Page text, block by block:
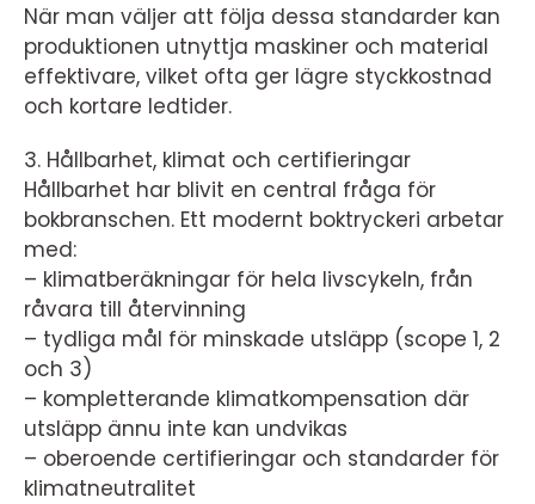
När man väljer att följa dessa standarder kan
produktionen utnyttja maskiner och material
effektivare, vilket ofta ger lägre styckkostnad
och kortare ledtider.
3. Hållbarhet, klimat och certifieringar
Hållbarhet har blivit en central fråga för
bokbranschen. Ett modernt boktryckeri arbetar
med:
– klimatberäkningar för hela livscykeln, från
råvara till återvinning
– tydliga mål för minskade utsläpp (scope 1, 2
och 3)
– kompletterande klimatkompensation där
utsläpp ännu inte kan undvikas
– oberoende certifieringar och standarder för
klimatneutralitet